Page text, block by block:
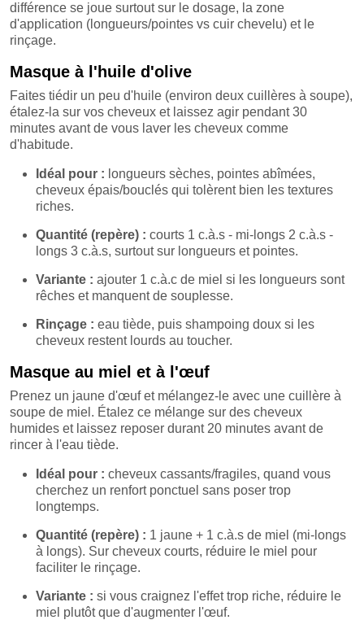
différence se joue surtout sur le dosage, la zone
d'application (longueurs/pointes vs cuir chevelu) et le
rinçage.
Masque à l'huile d'olive
Faites tiédir un peu d'huile (environ deux cuillères à soupe),
étalez-la sur vos cheveux et laissez agir pendant 30
minutes avant de vous laver les cheveux comme
d'habitude.
Idéal pour : longueurs sèches, pointes abîmées,
cheveux épais/bouclés qui tolèrent bien les textures
riches.
Quantité (repère) : courts 1 c.à.s - mi-longs 2 c.à.s -
longs 3 c.à.s, surtout sur longueurs et pointes.
Variante : ajouter 1 c.à.c de miel si les longueurs sont
rêches et manquent de souplesse.
Rinçage : eau tiède, puis shampoing doux si les
cheveux restent lourds au toucher.
Masque au miel et à l'œuf
Prenez un jaune d'œuf et mélangez-le avec une cuillère à
soupe de miel. Étalez ce mélange sur des cheveux
humides et laissez reposer durant 20 minutes avant de
rincer à l'eau tiède.
Idéal pour : cheveux cassants/fragiles, quand vous
cherchez un renfort ponctuel sans poser trop
longtemps.
Quantité (repère) : 1 jaune + 1 c.à.s de miel (mi-longs
à longs). Sur cheveux courts, réduire le miel pour
faciliter le rinçage.
Variante : si vous craignez l'effet trop riche, réduire le
miel plutôt que d'augmenter l'œuf.